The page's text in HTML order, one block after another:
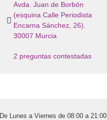
Avda. Juan de Borbón
(esquina Calle Periodista
Encarna Sánchez, 26).
30007 Murcia
2 preguntas contestadas
De Lunes a Viernes de 08:00 a 21:00